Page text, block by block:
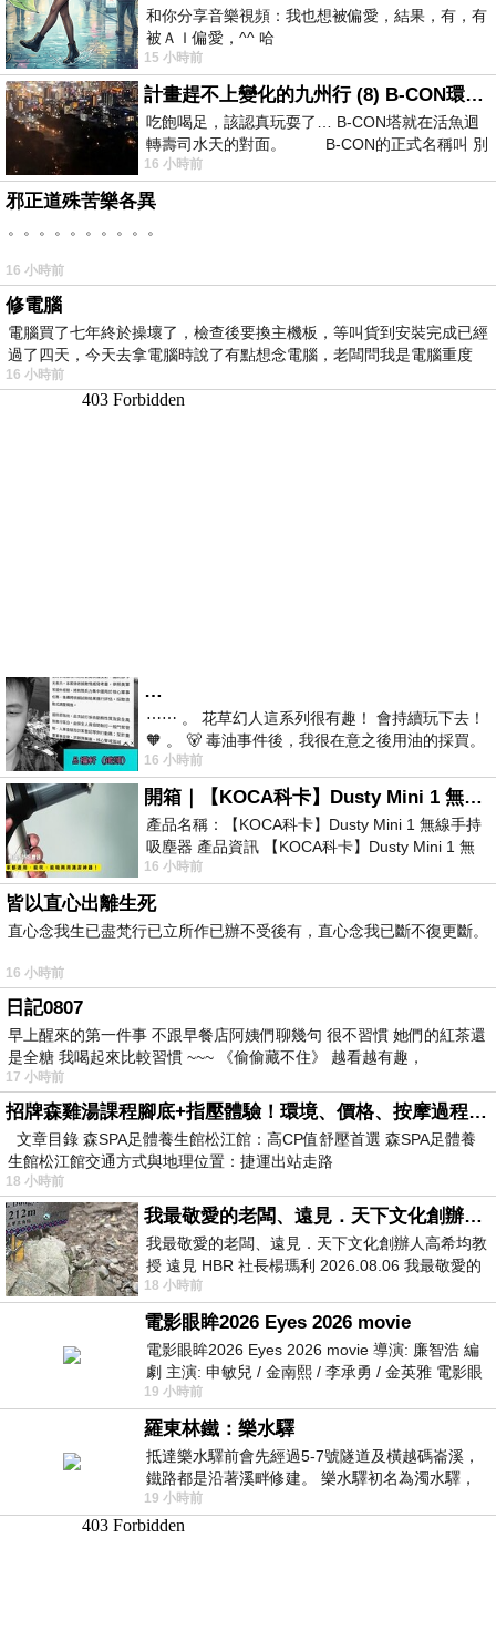
和你分享音樂視頻：我也想被偏愛，結果，有，有
被ＡＩ偏愛，^^ 哈
15 小時前
計畫趕不上變化的九州行 (8) B-CON環球塔
吃飽喝足，該認真玩耍了… B-CON塔就在活魚迴
轉壽司水天的對面。 B-CON的正式名稱叫 別
16 小時前
邪正道殊苦樂各異
。。。。。。。。。。
16 小時前
修電腦
電腦買了七年終於操壞了，檢查後要換主機板，等叫貨到安裝完成已經
過了四天，今天去拿電腦時說了有點想念電腦，老闆問我是電腦重度
16 小時前
…
⋯⋯ 。 花草幻人這系列很有趣！ 會持續玩下去！
🧡 。 🐻 毒油事件後，我很在意之後用油的採買。
前天購買了我之前就很愛
16 小時前
開箱｜【KOCA科卡】Dusty Mini 1 無線手持吸塵器
產品名稱：【KOCA科卡】Dusty Mini 1 無線手持
吸塵器 產品資訊 【KOCA科卡】Dusty Mini 1 無
線手持吸塵器評語： 能吸、能吹兼具兩
16 小時前
皆以直心出離生死
直心念我生已盡梵行已立所作已辦不受後有，直心念我已斷不復更斷。
16 小時前
日記0807
早上醒來的第一件事 不跟早餐店阿姨們聊幾句 很不習慣 她們的紅茶還
是全糖 我喝起來比較習慣 ~~~ 《偷偷藏不住》 越看越有趣，
17 小時前
招牌森雞湯課程腳底+指壓體驗！環境、價格、按摩過程全紀錄，森SPA足體養生館松江館最新價格表
文章目錄 森SPA足體養生館松江館：高CP值舒壓首選 森SPA足體養
生館松江館交通方式與地理位置：捷運出站走路
18 小時前
我最敬愛的老闆、遠見．天下文化創辦人高希均教授
我最敬愛的老闆、遠見．天下文化創辦人高希均教
授 遠見 HBR 社長楊瑪利 2026.08.06 我最敬愛的
老闆、遠見．天下文化創辦人高希均教
18 小時前
電影眼眸2026 Eyes 2026 movie
電影眼眸2026 Eyes 2026 movie 導演: 廉智浩 編
劇 主演: 申敏兒 / 金南熙 / 李承勇 / 金英雅 電影眼
眸2026描述攝影師徐珍因遺
19 小時前
羅東林鐵：樂水驛
抵達樂水驛前會先經過5-7號隧道及橫越碼崙溪，
鐵路都是沿著溪畔修建。 樂水驛初名為濁水驛，
但因與臺鐵集集線車站同名，於1953
19 小時前